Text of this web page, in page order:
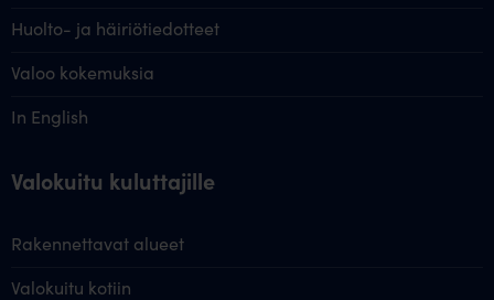
Huolto- ja häiriötiedotteet
Valoo kokemuksia
In English
Valokuitu kuluttajille
Rakennettavat alueet
Valokuitu kotiin